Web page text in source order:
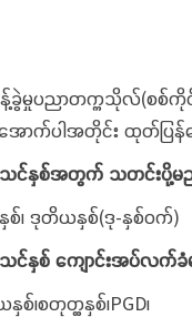
ခွဲမှုပညာတက္ကသိုလ်(စစ်ကို
အောက်ပါအတိုင်း ထုတ်ပ
ာသင်နှစ်အတွက် သတင်းပို့
ဒုတိယနှစ်(ဒု-နှစ်ဝက်)
သင်နှစ် ကျောင်းအပ်လ
တုတ္ထနှစ်၊PGD၊